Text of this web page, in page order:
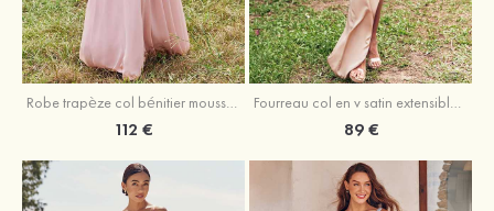
Robe trapèze col bénitier mousseline ras du sol robe de demoiselle d'honneur
112 €
Fourreau col en v satin extensible asymétrique robe de demoiselle d'honneur
89 €